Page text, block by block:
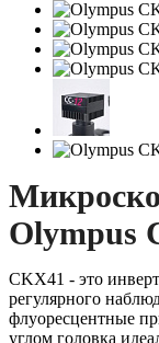
Olympus
CKX41 - это
регулярного
флуоресцентные
углом головка